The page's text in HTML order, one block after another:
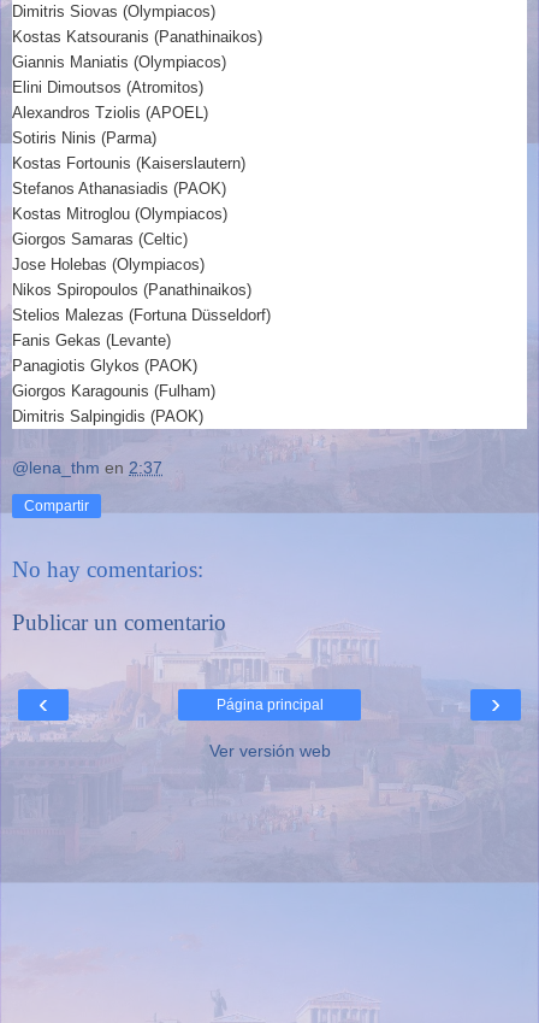
Dimitris Siovas (Olympiacos)
Kostas Katsouranis (Panathinaikos)
Giannis Maniatis (Olympiacos)
Elini Dimoutsos (Atromitos)
Alexandros Tziolis (APOEL)
Sotiris Ninis (Parma)
Kostas Fortounis (Kaiserslautern)
Stefanos Athanasiadis (PAOK)
Kostas Mitroglou (Olympiacos)
Giorgos Samaras (Celtic)
Jose Holebas (Olympiacos)
Nikos Spiropoulos (Panathinaikos)
Stelios Malezas (Fortuna Düsseldorf)
Fanis Gekas (Levante)
Panagiotis Glykos (PAOK)
Giorgos Karagounis (Fulham)
Dimitris Salpingidis (PAOK)
@lena_thm en 2:37
Compartir
No hay comentarios:
Publicar un comentario
‹ ›
Página principal
Ver versión web